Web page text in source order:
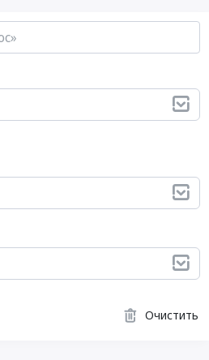
Очистить